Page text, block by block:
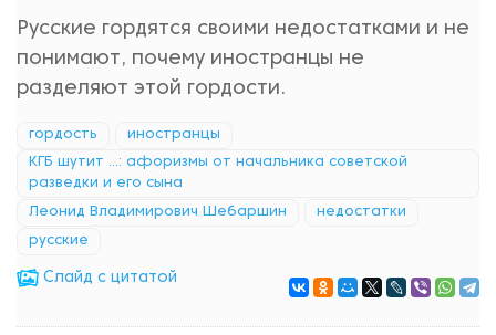
Русские гордятся своими недостатками и не
понимают, почему иностранцы не
разделяют этой гордости.
гордость иностранцы
КГБ шутит ...: афоризмы от начальника советской
разведки и его сына
Леонид Владимирович Шебаршин недостатки
русские
Cлайд с цитатой